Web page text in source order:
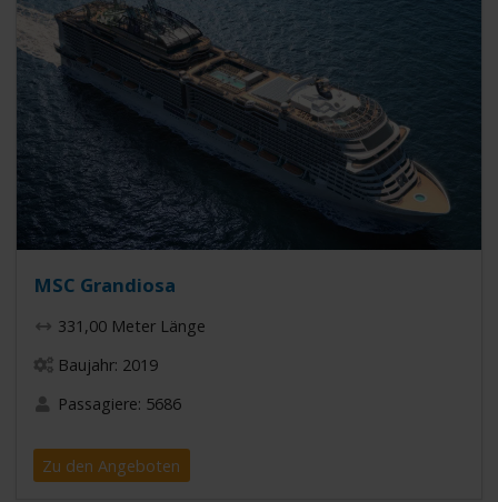
MSC Grandiosa
331,00 Meter Länge
Baujahr: 2019
Passagiere: 5686
Zu den Angeboten